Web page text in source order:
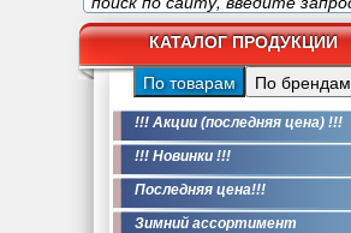
КАТАЛОГ ПРОДУКЦИИ
По товарам По брендам
!!! Акции (последняя цена) !!!
!!! Новинки !!!
Последняя цена!!!
Зимний ассортимент